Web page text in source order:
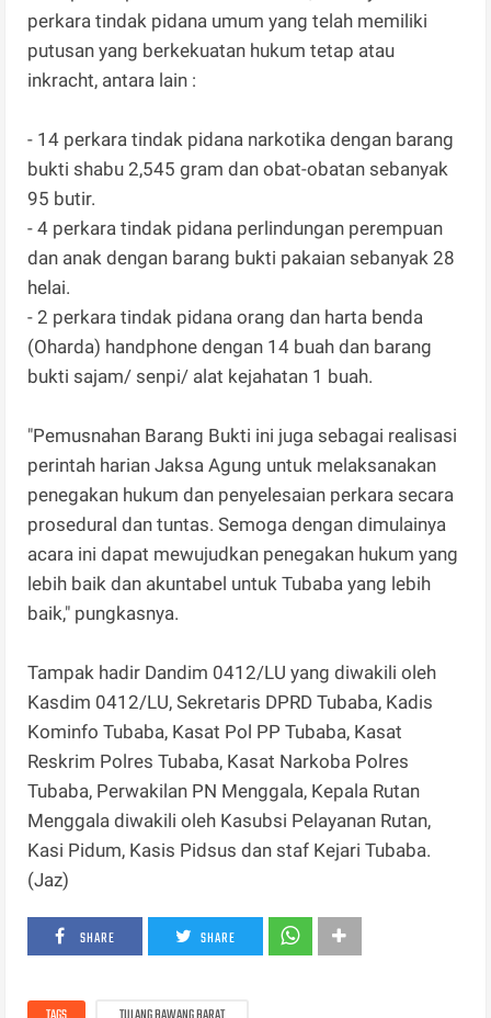
perkara tindak pidana umum yang telah memiliki
putusan yang berkekuatan hukum tetap atau
inkracht, antara lain :
- 14 perkara tindak pidana narkotika dengan barang
bukti shabu 2,545 gram dan obat-obatan sebanyak
95 butir.
- 4 perkara tindak pidana perlindungan perempuan
dan anak dengan barang bukti pakaian sebanyak 28
helai.
- 2 perkara tindak pidana orang dan harta benda
(Oharda) handphone dengan 14 buah dan barang
bukti sajam/ senpi/ alat kejahatan 1 buah.
"Pemusnahan Barang Bukti ini juga sebagai realisasi
perintah harian Jaksa Agung untuk melaksanakan
penegakan hukum dan penyelesaian perkara secara
prosedural dan tuntas. Semoga dengan dimulainya
acara ini dapat mewujudkan penegakan hukum yang
lebih baik dan akuntabel untuk Tubaba yang lebih
baik," pungkasnya.
Tampak hadir Dandim 0412/LU yang diwakili oleh
Kasdim 0412/LU, Sekretaris DPRD Tubaba, Kadis
Kominfo Tubaba, Kasat Pol PP Tubaba, Kasat
Reskrim Polres Tubaba, Kasat Narkoba Polres
Tubaba, Perwakilan PN Menggala, Kepala Rutan
Menggala diwakili oleh Kasubsi Pelayanan Rutan,
Kasi Pidum, Kasis Pidsus dan staf Kejari Tubaba.
(Jaz)
SHARE SHARE